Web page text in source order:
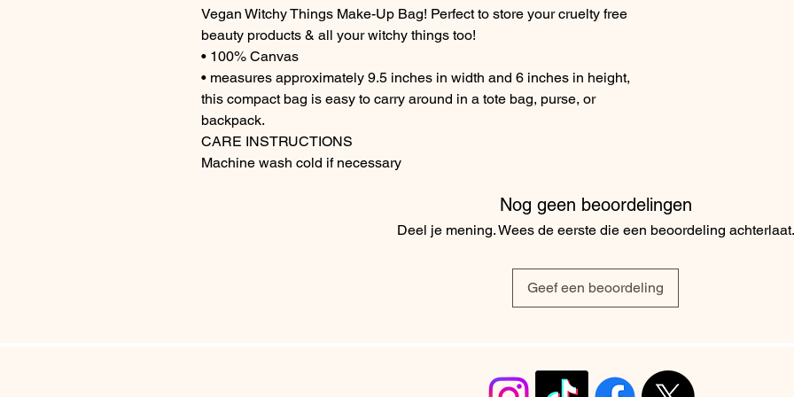
Vegan Witchy Things Make-Up Bag! Perfect to store your cruelty free
beauty products & all your witchy things too!
• 100% Canvas
• measures approximately 9.5 inches in width and 6 inches in height,
this compact bag is easy to carry around in a tote bag, purse, or
backpack.
CARE INSTRUCTIONS
Machine wash cold if necessary
Nog geen beoordelingen
Deel je mening. Wees de eerste die een beoordeling achterlaat.
Geef een beoordeling